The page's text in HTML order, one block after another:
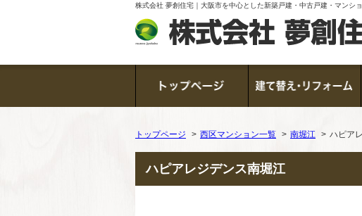
株式会社 夢創住宅｜大阪市を中心とした新築戸建・中古戸建・マンシ
トップページ 西区マンション一覧 南堀江 ハピア
ハピアレジデンス南堀江